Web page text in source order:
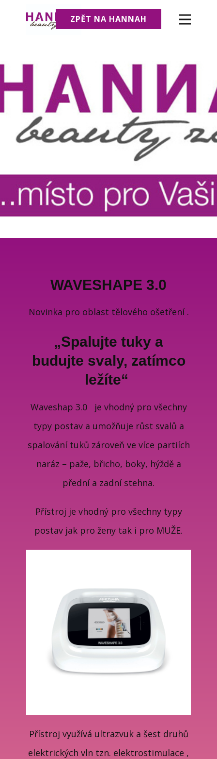
ZPĚT NA HANNAH
WAVESHAPE 3.0
Novinka pro oblast tělového ošetření .
„Spalujte tuky a
budujte svaly, zatímco
ležíte“
Waveshap 3.0 je vhodný pro všechny
typy postav a umožňuje růst svalů a
spalování tuků zároveň ve více partiích
naráz – paže, břicho, boky, hýždě a
přední a zadní stehna.
Přístroj je vhodný pro všechny typy
postav jak pro ženy tak i pro MUŽE.
Přístroj využívá ultrazvuk a šest druhů
elektrických vln tzn. elektrostimulace ,